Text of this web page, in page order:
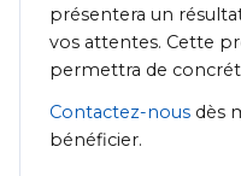
présentera un
vos attentes. Cette
permettra de
Contactez-nous dès
bénéficier.